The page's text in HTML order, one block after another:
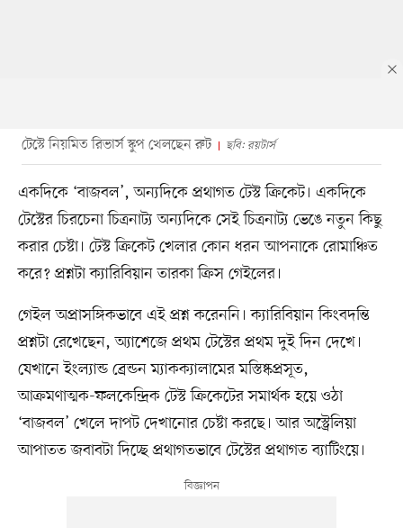
টেস্টে নিয়মিত রিভার্স স্কুপ খেলছেন রুট ছবি: রয়টার্স
একদিকে ‘বাজবল’, অন্যদিকে প্রথাগত টেস্ট ক্রিকেট। একদিকে
টেস্টের চিরচেনা চিত্রনাট্য অন্যদিকে সেই চিত্রনাট্য ভেঙে নতুন কিছু
করার চেষ্টা। টেস্ট ক্রিকেট খেলার কোন ধরন আপনাকে রোমাঞ্চিত
করে? প্রশ্নটা ক্যারিবিয়ান তারকা ক্রিস গেইলের।
গেইল অপ্রাসঙ্গিকভাবে এই প্রশ্ন করেননি। ক্যারিবিয়ান কিংবদন্তি
প্রশ্নটা রেখেছেন, অ্যাশেজে প্রথম টেস্টের প্রথম দুই দিন দেখে।
যেখানে ইংল্যান্ড ব্রেন্ডন ম্যাকক্যালামের মস্তিষ্কপ্রসূত,
আক্রমণাত্মক-ফলকেন্দ্রিক টেস্ট ক্রিকেটের সমার্থক হয়ে ওঠা
‘বাজবল’ খেলে দাপট দেখানোর চেষ্টা করছে। আর অস্ট্রেলিয়া
আপাতত জবাবটা দিচ্ছে প্রথাগতভাবে টেস্টের প্রথাগত ব্যাটিংয়ে।